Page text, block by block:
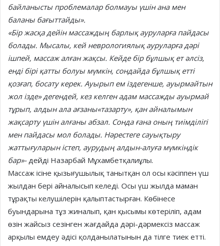
байланысты проблемалар болмауы үшін ана мен
баланы бағыттайды».
«Бір жасқа дейін массаждың барлық ауруларға пайдасы
болады. Мысалы, кей неврологиялық ауруларға дәрі
ішпей, массаж алған жақсы. Кейде бір бұлшық ет әлсіз,
енді бірі қатты болуы мүмкін, сондайда бұлшық етті
қозғап, босату керек. Ауырып ем іздегенше, ауырмайтын
жол ізде» дегендей, кез келген адам массажды ауырмай
тұрып, алдын ала ағзаны«тазарту», қан айналымын
жақсарту үшін алғаны абзал. Сонда ғана оның тиімділігі
мен пайдасы мол болады. Нәрестеге сауықтыру
жаттығуларын істеп, аурудың алдын-алуға мүмкіндік
бар»-дейді Назарбай Мұхамбетқалиұлы.
Массаж ісіне қызығушылық танытқан ол осы кәсіппен үш
жылдан бері айналысып келеді. Осы үш жылда маман
тұрақты келушілерін қалыптастырған. Көбінесе
буындарына тұз жиналып, қан қысымы көтеріліп, адам
өзін жайсыз сезінген жағдайда дәрі-дәрмексіз массаж
арқылы емдеу әдісі қолданылатынын да тілге тиек етті.